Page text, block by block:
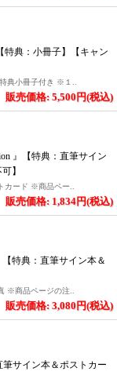
特典：小冊子】【キャン
典小冊子付き ※１..
販売価格: 5,500円(税込)
』【特典：直筆サイン
】
カード ※商品ペー..
販売価格: 1,834円(税込)
特典：直筆サイン本＆
※商品ページの注..
販売価格: 3,080円(税込)
サイン本＆ポストカー